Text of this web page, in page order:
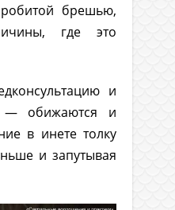
брешью,
где это
и
— обижаются и
в инете толку
и запутывая